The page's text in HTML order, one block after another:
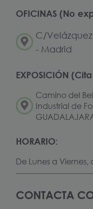
OFICINAS (No
C/
- Madrid
EXPOSICIÓN
Camino del
Industrial de
HORARIO:
De Lunes a Viernes,
CONTACTA